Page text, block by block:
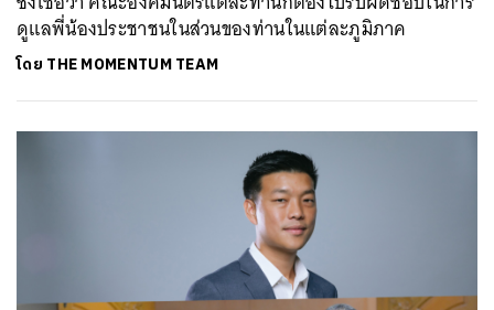
ดูแลพี่น้องประชาชนในส่วนของท่านในแต่ละภูมิภาค
โดย THE MOMENTUM TEAM